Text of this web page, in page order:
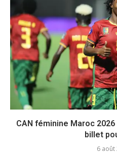
CAN féminine Maroc
billet
6 août